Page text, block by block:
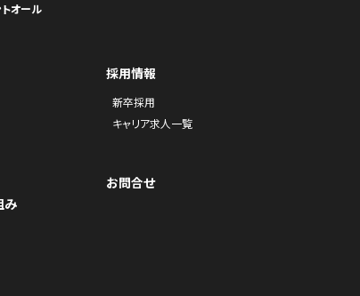
トオール
み
採用情報
新卒採用
キャリア求人一覧
お問合せ